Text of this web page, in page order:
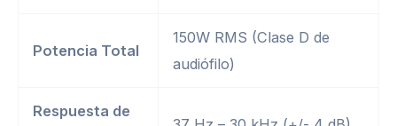
Potencia Total
150W RMS (Clase D de
audiófilo)
Respuesta de